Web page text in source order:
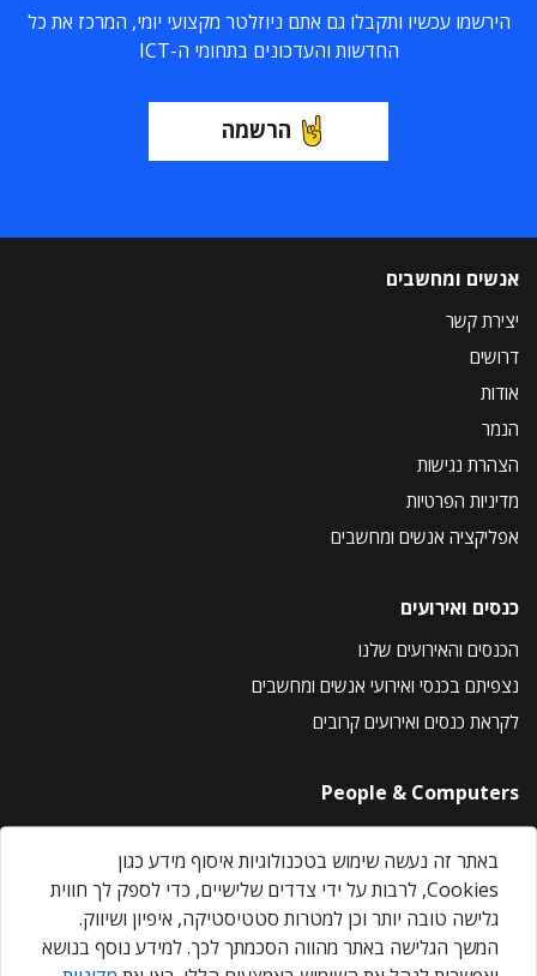
הירשמו עכשיו ותקבלו גם אתם ניוזלטר מקצועי יומי, המרכז את כל
החדשות והעדכונים בתחומי ה-ICT
הרשמה
אנשים ומחשבים
יצירת קשר
דרושים
אודות
הנמר
הצהרת נגישות
מדיניות הפרטיות
אפליקציה אנשים ומחשבים
כנסים ואירועים
הכנסים והאירועים שלנו
נצפיתם בכנסי ואירועי אנשים ומחשבים
לקראת כנסים ואירועים קרובים
People & Computers
About Us
Privacy Policy
Contact Us
Our Events
באתר זה נעשה שימוש בטכנולוגיות איסוף מידע כגון
Cookies, לרבות על ידי צדדים שלישיים, כדי לספק לך חווית
גלישה טובה יותר וכן למטרות סטטיסטיקה, איפיון ושיווק.
המשך הגלישה באתר מהווה הסכמתך לכך. למידע נוסף בנושא